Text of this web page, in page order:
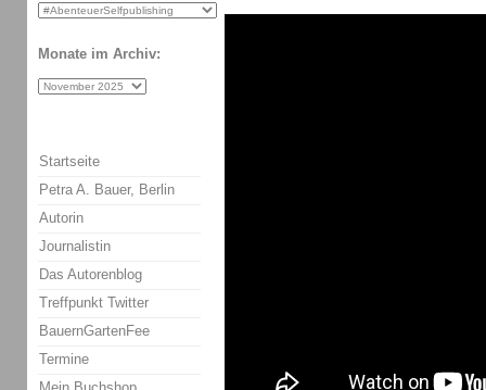
Monate im Archiv:
Startseite
Petra A. Bauer, Berlin
Autorin
Journalistin
Das Autorenblog
Treffpunkt Twitter
BauernGartenFee
Termine